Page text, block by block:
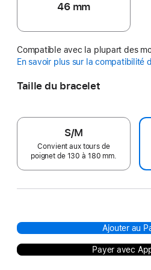
46 mm
Compatible avec la plupart des
En savoir plus sur la compatibilité
Taille du bracelet
S/M
Convient aux tours de
poignet de 130 à 180 mm.
Ajouter au
Payer avec